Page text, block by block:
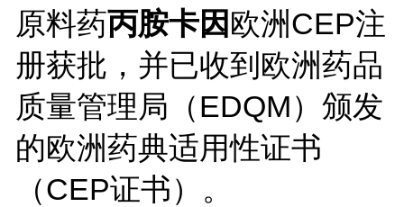
原料药丙胺卡因 欧洲CEP注
册获批，并已收到欧洲药品
质量管理局（EDQM）颁发
的欧洲药典适用性证书
（CEP证书）。